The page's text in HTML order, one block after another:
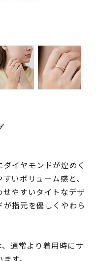
イヤモンドが煌めく
いボリューム感と、
やすいタイトなデザ
指元を優しくやわら
通常より着用時にサ
す。